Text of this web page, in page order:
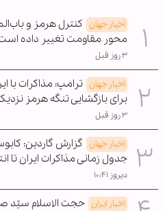
اخبار جهان کنترل هرمز و
محور مقاومت تغییر داده
۳ روز قبل
اخبار جهان ترامپ: مذاکرات با
برای بازگشایی تنگه هرمز
۳ روز قبل
اخبار جهان گزارش گاردین:
جدول زمانی مذاکرات ایران تا
دیروز ۱۰:۴۱
اخبار ایران حجت الاسلام سیّد